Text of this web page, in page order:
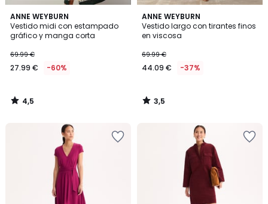
ANNE WEYBURN
Vestido midi con estampado
gráfico y manga corta
69.99 €
27.99 € -60%
4,5
/ 5
4,5
/
ANNE WEYBURN
Vestido largo con tirantes finos
en viscosa
69.99 €
44.09 € -37%
3,5
/ 5
3,5
/